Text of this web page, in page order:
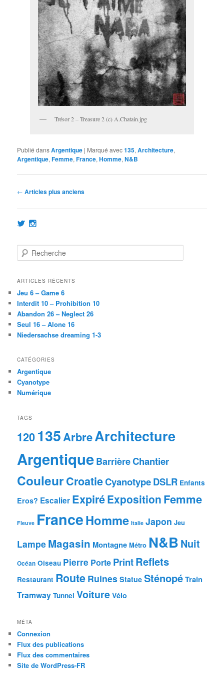
Trésor 2 – Treasure 2 (c) A.Chatain.jpg
Publié dansArgentique | Marqué avec135,Architecture,
Argentique,Femme,France,Homme,N&B
Navigation
articles
← Articles plus anciens
Voir
de
@achatainfr
sur
Voir
de
achatainfr
sur
e
h
r
c
h
e
ARTICLES RÉCENTS
Jeu 6 – Game 6
Interdit 10 – Prohibition 10
Abandon 26 – Neglect 26
Seul 16 – Alone 16
Niedersachse dreaming 1-3
CATÉGORIES
Argentique
Cyanotype
Numérique
TAGS
120135ArbreArchitecture
ArgentiqueBarrièreChantier
CouleurCroatieCyanotypeDSLR Enfants
Eros? Escalier ExpiréExposition Femme
Fleuve FranceHomme Italie Japon Jeu
Lampe Magasin Montagne Métro N&B Nuit
Océan Oiseau Pierre Porte PrintReflets
Restaurant Route Ruines Statue SténopéTrain
Tramway Tunnel Voiture Vélo
MÉTA
Connexion
Flux des publications
Flux des commentaires
Site de WordPress-FR